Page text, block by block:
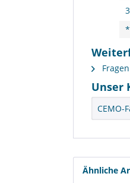
Unser
CEMO-
Ähnliche